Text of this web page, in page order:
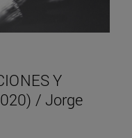
Y
/ Jorge